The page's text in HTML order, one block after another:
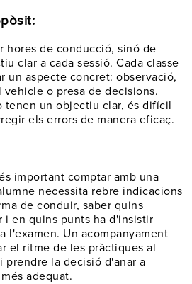
hores de conducció, sinó de
clar a cada sessió. Cada classe
un aspecte concret: observació,
o presa de decisions.
tenen un objectiu clar, és difícil
els errors de manera eficaç.
important comptar amb una
necessita rebre indicacions
de conduir, saber quins
i en quins punts ha d'insistir
l'examen. Un acompanyament
el ritme de les pràctiques al
la decisió d'anar a
adequat.